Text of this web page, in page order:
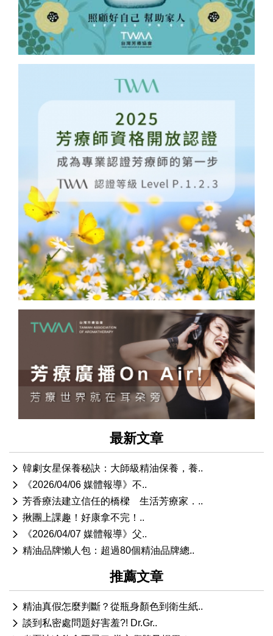
最新文章
韓劇女星保養秘訣：大師級精油保養，養..
《2026/04/06 媒體報導》不..
芳香療法建立信任的橋樑 生活芳療家．..
揪團上課趣！好康拿不完！..
《2026/04/07 媒體報導》父..
精油品牌懶人包：超過80個精油品牌總..
推薦文章
精油真假怎麼判斷？從瓶身顏色到衛生紙..
談到私密處問題好害羞?! Dr.Gr..